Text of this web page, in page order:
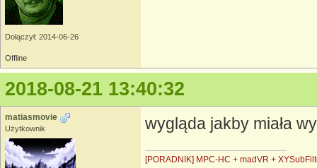
Dołączył: 2014-06-26
Offline
2018-08-21 13:40:32
matiasmovie
Użytkownik wygląda jakby miała
[PORADNIK] MPC-HC + madVR +